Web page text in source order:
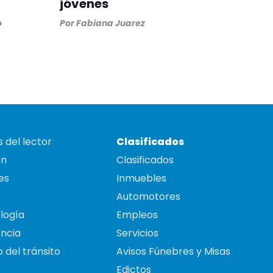
jóvenes
PorFabiana Juarez
del lector
del tránsito
Clasificados
Clasificados
Inmuebles
Automotores
Empleos
Servicios
Avisos Fúnebres y Misas
Edictos